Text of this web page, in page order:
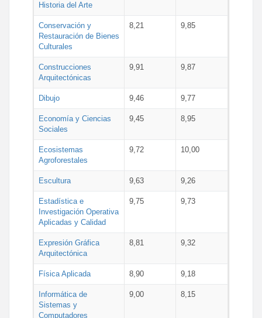
Historia del Arte
Conservación y
Restauración de Bienes
Culturales
8,21 9,85
Construcciones
Arquitectónicas
9,91 9,87
Dibujo 9,46 9,77
Economía y Ciencias
Sociales
9,45 8,95
Ecosistemas
Agroforestales
9,72 10,00
Escultura 9,63 9,26
Estadística e
Investigación Operativa
Aplicadas y Calidad
9,75 9,73
Expresión Gráfica
Arquitectónica
8,81 9,32
Física Aplicada 8,90 9,18
Informática de
Sistemas y
Computadores
9,00 8,15